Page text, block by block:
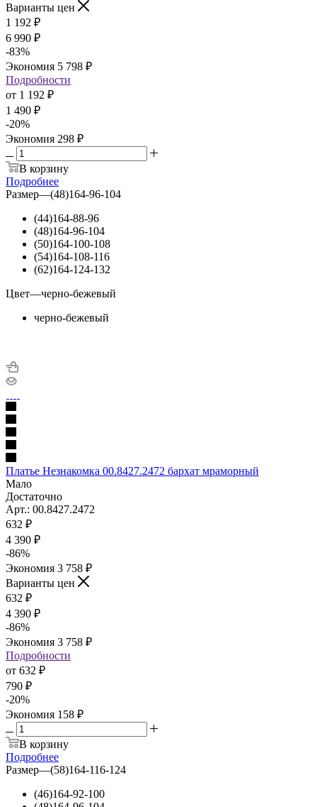
Варианты цен
1 192 ₽
6 990 ₽
-83%
Экономия 5 798 ₽
Подробности
от 1 192 ₽
1 490 ₽
-20%
Экономия 298 ₽
В корзину
Подробнее
Размер—(48)164-96-104
(44)164-88-96
(48)164-96-104
(50)164-100-108
(54)164-108-116
(62)164-124-132
Цвет—черно-бежевый
черно-бежевый
Платье Незнакомка 00.8427.2472 бархат мраморный
Мало
Достаточно
Арт.: 00.8427.2472
632 ₽
4 390 ₽
-86%
Экономия 3 758 ₽
Варианты цен
632 ₽
4 390 ₽
-86%
Экономия 3 758 ₽
Подробности
от 632 ₽
790 ₽
-20%
Экономия 158 ₽
В корзину
Подробнее
Размер—(58)164-116-124
(46)164-92-100